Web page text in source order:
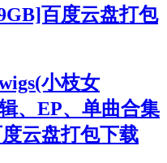
百度云盘打包
小枝女
、EP、单曲合集
云盘打包下载